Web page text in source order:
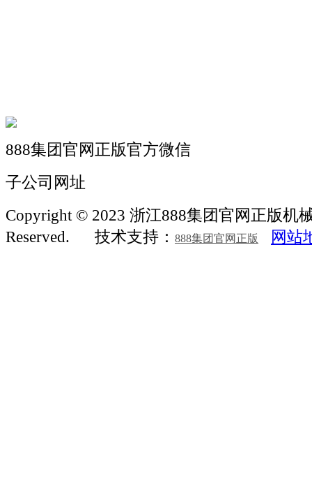
888集团官网正版官方微信
子公司网址
Copyright © 2023 浙江888集团官网正版机
Reserved.
技术支持： 888集团官网正版 网站